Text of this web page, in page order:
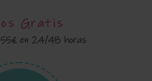
Gratis
en 24/48 horas